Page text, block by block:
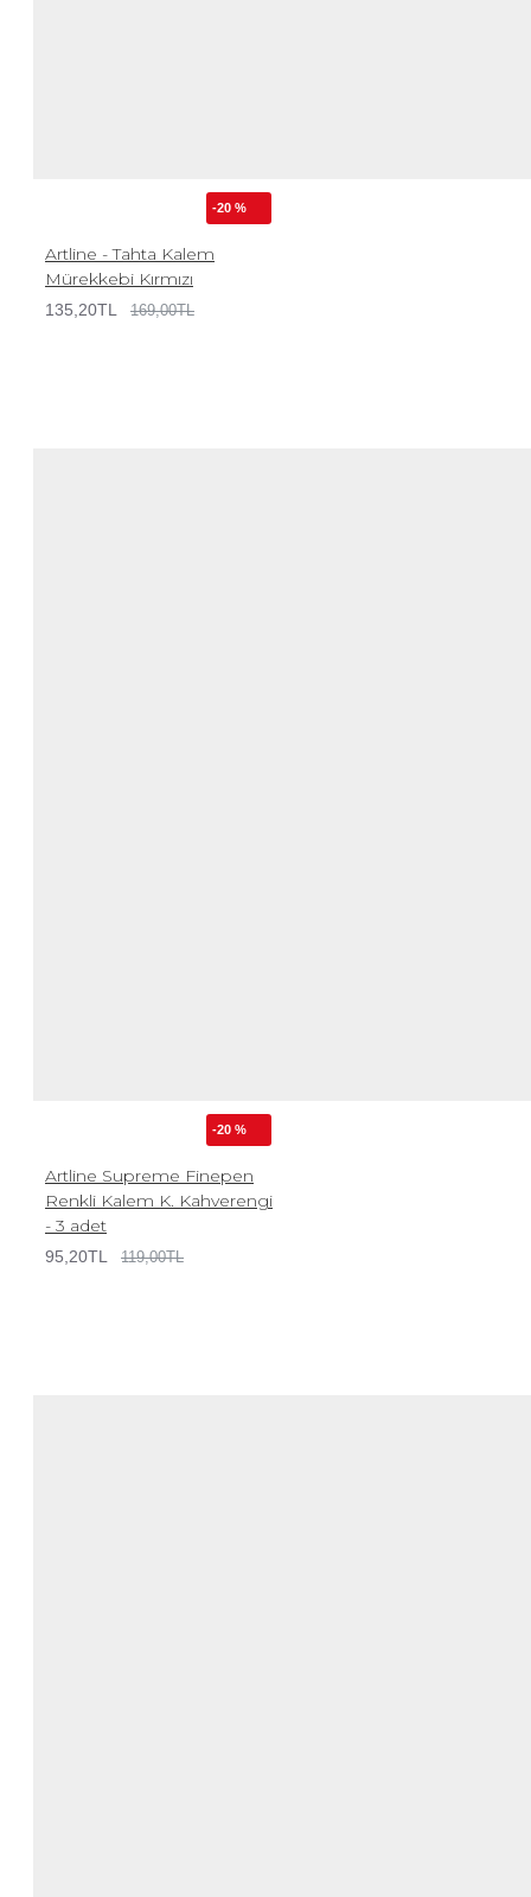
-20 %
Artline - Tahta Kalem
Mürekkebi Kırmızı
135,20TL 169,00TL
-20 %
Artline Supreme Finepen
Renkli Kalem K. Kahverengi
- 3 adet
95,20TL 119,00TL